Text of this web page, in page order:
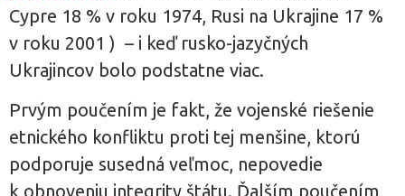
Cypre 18 % v roku 1974, Rusi na Ukrajine 17 %
v roku 2001 ) – i keď rusko-jazyčných
Ukrajincov bolo podstatne viac.
Prvým poučením je fakt, že vojenské riešenie
etnického konfliktu proti tej menšine, ktorú
podporuje susedná veľmoc, nepovedie
k obnoveniu integrity štátu. Ďalším poučením